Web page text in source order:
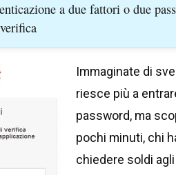
a due fattori o due
Immaginate di
riesce più a
password, ma
pochi minuti, chi
chiedere soldi